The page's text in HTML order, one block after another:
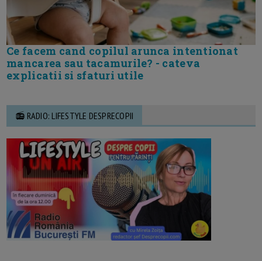
Ce facem cand copilul arunca intentionat
mancarea sau tacamurile? - cateva
explicatii si sfaturi utile
📻 RADIO: LIFESTYLE DESPRECOPII